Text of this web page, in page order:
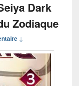
Dark
Zodiaque
↓